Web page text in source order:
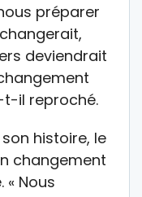
préparer
deviendrait
il reproché.
histoire, le
changement
Nous